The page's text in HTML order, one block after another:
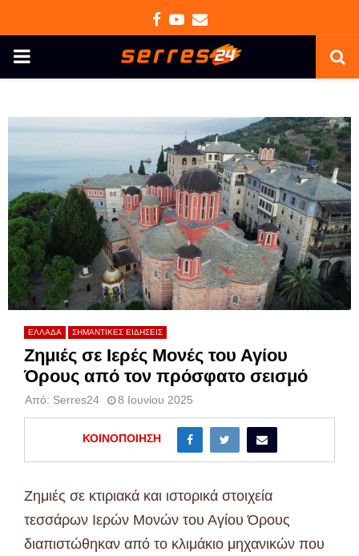
Facebook
Youtube
Email
PRIMARY
ΕΛΛΑΔΑ ΣΗΜΑΝΤΙΚΕΣ ΕΙΔΗΣΕΙΣ
Ζημιές σε Ιερές Μονές του Αγίου
Όρους από τον πρόσφατο σεισμό
Από: Serres24 8 Ιουνίου 2025
ΚΟΙΝΟΠΟΊΗΣΗ
Ζημιές σε κτιριακά και ιστορικά στοιχεία
τεσσάρων Ιερών Μονών του Αγίου Όρους
διαπιστώθηκαν από το κλιμάκιο μηχανικών που